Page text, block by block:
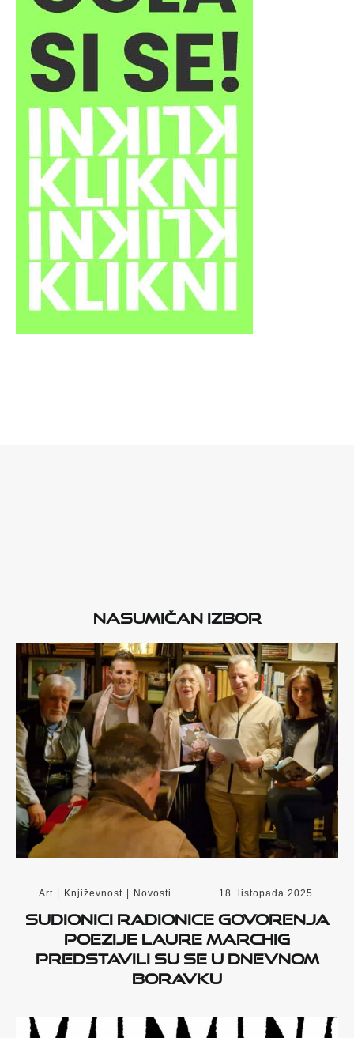
Nasumičan izbor
Art Književnost Novosti 18. listopada 2025.
Sudionici Radionice govorenja
poezije Laure Marchig
predstavili su se u Dnevnom
boravku